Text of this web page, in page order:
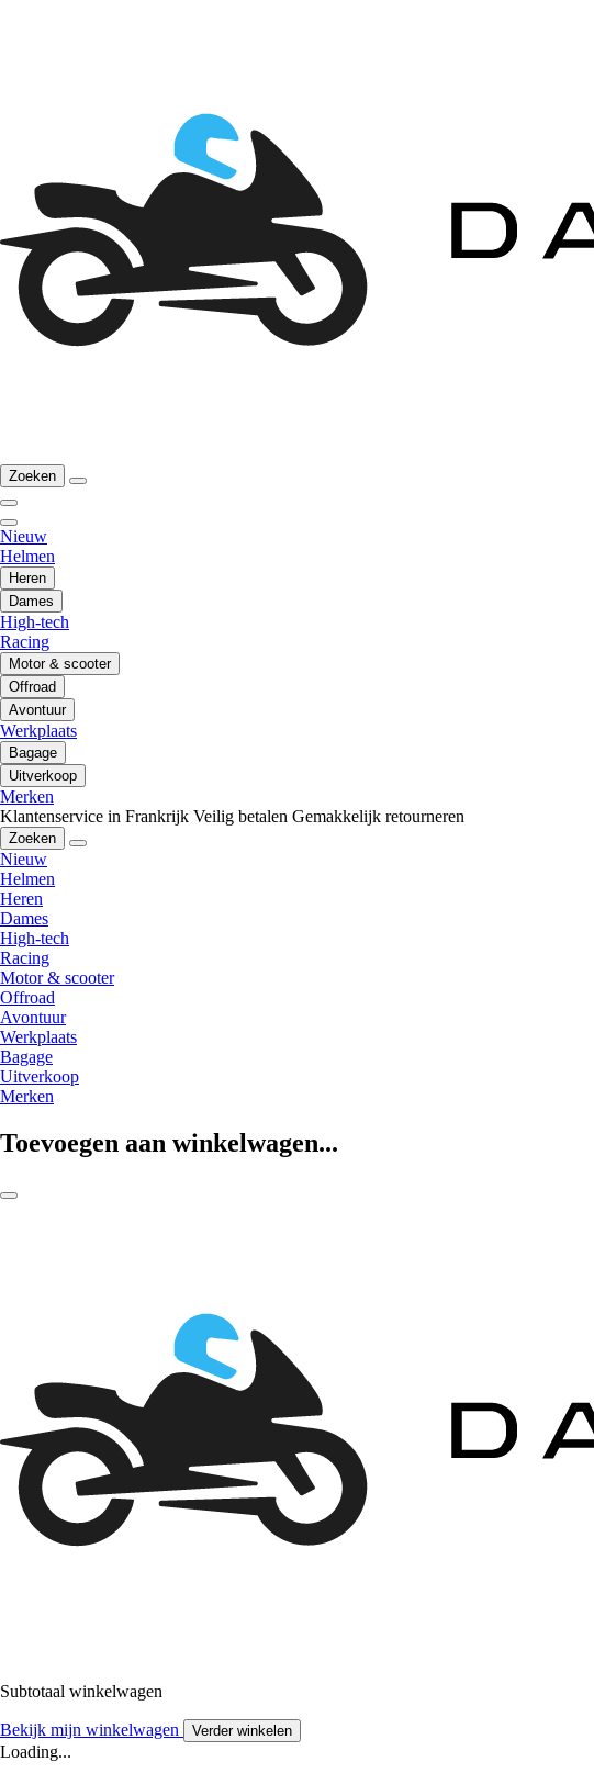
Zoeken
Nieuw
Helmen
Heren
Dames
High-tech
Racing
Motor & scooter
Offroad
Avontuur
Werkplaats
Bagage
Uitverkoop
Merken
Klantenservice in Frankrijk Veilig betalen Gemakkelijk retourneren
Zoeken
Nieuw
Helmen
Heren
Dames
High-tech
Racing
Motor & scooter
Offroad
Avontuur
Werkplaats
Bagage
Uitverkoop
Merken
Toevoegen aan winkelwagen...
Subtotaal winkelwagen
Bekijk mijn winkelwagen Verder winkelen
Loading...